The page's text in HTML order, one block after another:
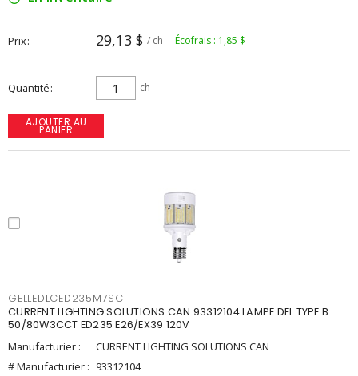
Prix 29,13 $ / ch Écofrais : 1,85 $
Quantité ch
AJOUTER AU
PANIER
GELLEDLCED235M7SC
CURRENT LIGHTING SOLUTIONS CAN 93312104 LAMPE DEL TYPE B
50/80W3CCT ED235 E26/EX39 120V
Manufacturier :
CURRENT LIGHTING SOLUTIONS CAN
# Manufacturier : 93312104